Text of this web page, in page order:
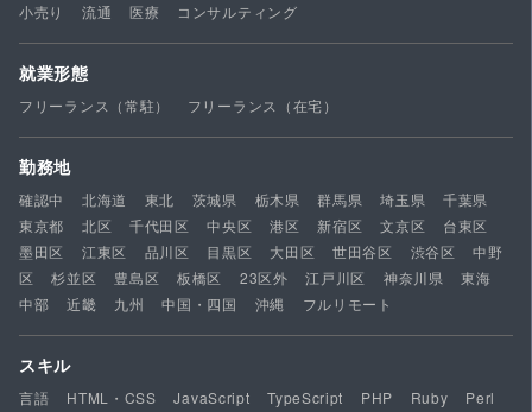
小売り
流通 医療 コンサルティング
就業形態
フリーランス（常駐） フリーランス（在宅）
勤務地
確認中 北海道 東北 茨城県 栃木県 群馬県 埼玉県
千葉県
東京都
北区 千代田区 中央区 港区 新宿区 文京区
台東区
墨田区
江東区 品川区 目黒区 大田区 世田谷区 渋谷区
中野
区
杉並区 豊島区 板橋区 23区外 江戸川区 神奈川県
東海
中部
近畿 九州 中国・四国 沖縄 フルリモート
スキル
言語 HTML・CSS JavaScript TypeScript PHP Ruby
Perl